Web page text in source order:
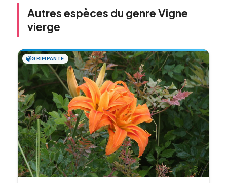
Autres espèces du genre Vigne
vierge
🍃GRIMPANTE